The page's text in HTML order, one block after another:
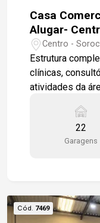
Casa
Alugar-
Centro -
Estrutura
clínicas,
atividades da
Destaques do imóvel: -Recepção
de
colaboradores. O imóvel oferece infraestrutura
22
Garagens
Cód. 7469